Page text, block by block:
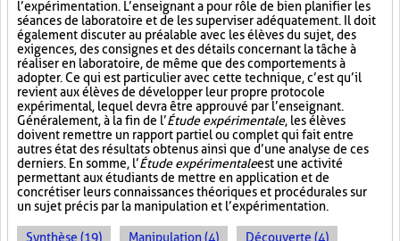
l’expérimentation. L’enseignant a pour rôle de bien planifier les
séances de laboratoire et de les superviser adéquatement. Il doit
également discuter au préalable avec les élèves du sujet, des
exigences, des consignes et des détails concernant la tâche à
réaliser en laboratoire, de même que des comportements à
adopter. Ce qui est particulier avec cette technique, c’est qu’il
revient aux élèves de développer leur propre protocole
expérimental, lequel devra être approuvé par l’enseignant.
Généralement, à la fin de l’Étude expérimentale, les élèves
doivent remettre un rapport partiel ou complet qui fait entre
autres état des résultats obtenus ainsi que d’une analyse de ces
derniers. En somme, l’Étude expérimentaleest une activité
permettant aux étudiants de mettre en application et de
concrétiser leurs connaissances théoriques et procédurales sur
un sujet précis par la manipulation et l’expérimentation.
Synthèse (19) Manipulation (4) Découverte (4)